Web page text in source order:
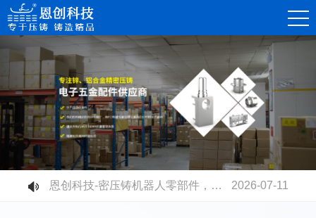
恩创科技-精密锌合金压铸件，赋能消费电子连接器高质量发展
2026-08-07
恩创科技-不同压铸铝合金材质有什么区别？快速选型指南
2026-07-30
恩创科技-铝合金压铸开模成本高不高？量产性价比到底值不值？
2026-07-23
2026-07-17
恩创科技-密压铸机器人零部件，赋能智能制造升级
2026-07-11